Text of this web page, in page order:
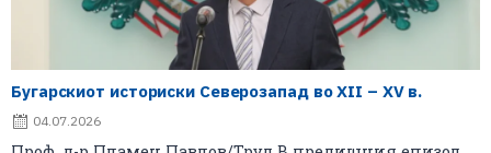
Бугарскиот историски Северозапад во XII – XV в.
04.07.2026